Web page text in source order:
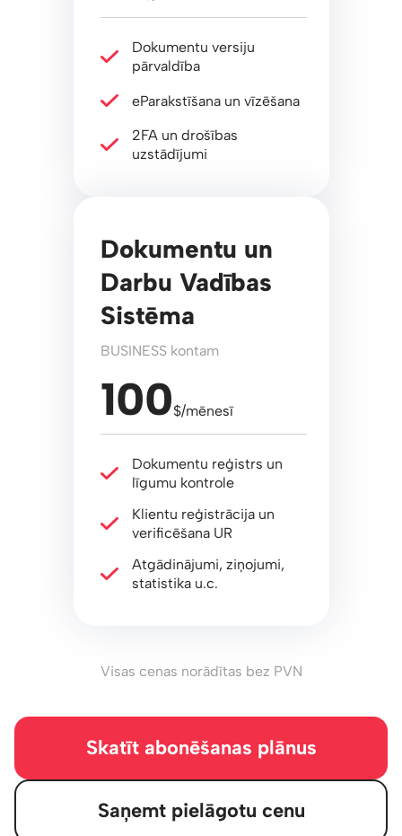
Dokumentu versiju
pārvaldība
eParakstīšana un vīzēšana
2FA un drošības
uzstādījumi
Dokumentu un
Darbu Vadības
Sistēma
BUSINESS kontam
100$/mēnesī
Dokumentu reģistrs un
līgumu kontrole
Klientu reģistrācija un
verificēšana UR
Atgādinājumi, ziņojumi,
statistika u.c.
Visas cenas norādītas bez PVN
Skatīt abonēšanas plānus
Saņemt pielāgotu cenu